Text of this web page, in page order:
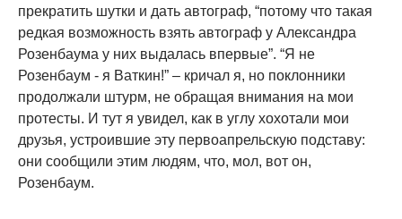
прекратить шутки и дать автограф, “потому что такая
редкая возможность взять автограф у Александра
Розенбаума у них выдалась впервые”. “Я не
Розенбаум - я Ваткин!” – кричал я, но поклонники
продолжали штурм, не обращая внимания на мои
протесты. И тут я увидел, как в углу хохотали мои
друзья, устроившие эту первоапрельскую подставу:
они сообщили этим людям, что, мол, вот он,
Розенбаум.